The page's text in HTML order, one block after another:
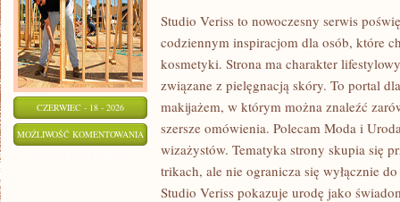
CZERWIEC - 18 - 2026
MOŻLIWOŚĆ KOMENTOWANIA MODA
URODA
Studio Veriss to nowoczesny serwis
codziennym inspiracjom dla osób, które
kosmetyki. Strona ma charakter
związane z pielęgnacją skóry. To portal
makijażem, w którym można znaleźć
szersze omówienia. Polecam Moda i
wizażystów. Tematyka strony skupia się
trikach, ale nie ogranicza się wyłącznie
Studio Veriss pokazuje urodę jako